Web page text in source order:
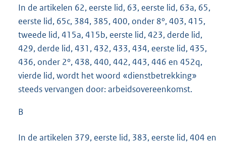
In de artikelen 62, eerste lid, 63, eerste lid, 63a, 65,
eerste lid, 65c, 384, 385, 400, onder 8°, 403, 415,
tweede lid, 415a, 415b, eerste lid, 423, derde lid,
429, derde lid, 431, 432, 433, 434, eerste lid, 435,
436, onder 2°, 438, 440, 442, 443, 446 en 452q,
vierde lid, wordt het woord «dienstbetrekking»
steeds vervangen door: arbeidsovereenkomst.
B
In de artikelen 379, eerste lid, 383, eerste lid, 404 en